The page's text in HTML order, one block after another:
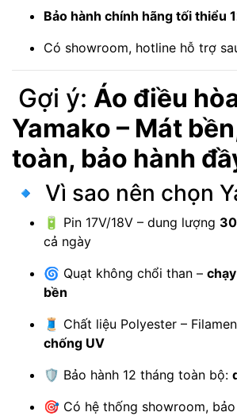
Bảo hành chính hãng tối thiểu
Có showroom, hotline hỗ trợ
Gợi ý: Áo điều
Yamako – Mát
toàn, bảo hành
🔹 Vì sao nên chọn
🔋 Pin 17V/18V – dung lượng
cả ngày
🌀 Quạt không chổi than –
bền
🧵 Chất liệu Polyester –
chống UV
🛡 Bảo hành 12 tháng toàn bộ:
🎯 Có hệ thống showroom,